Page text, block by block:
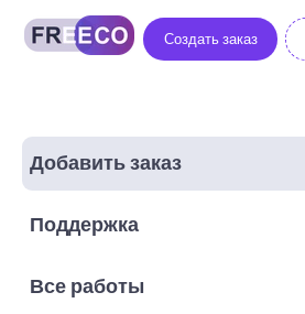
Создать заказ
Добавить заказ
Поддержка
Все работы